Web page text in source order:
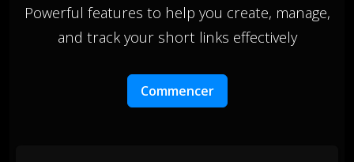
Powerful features to help you create, manage,
and track your short links effectively
Commencer